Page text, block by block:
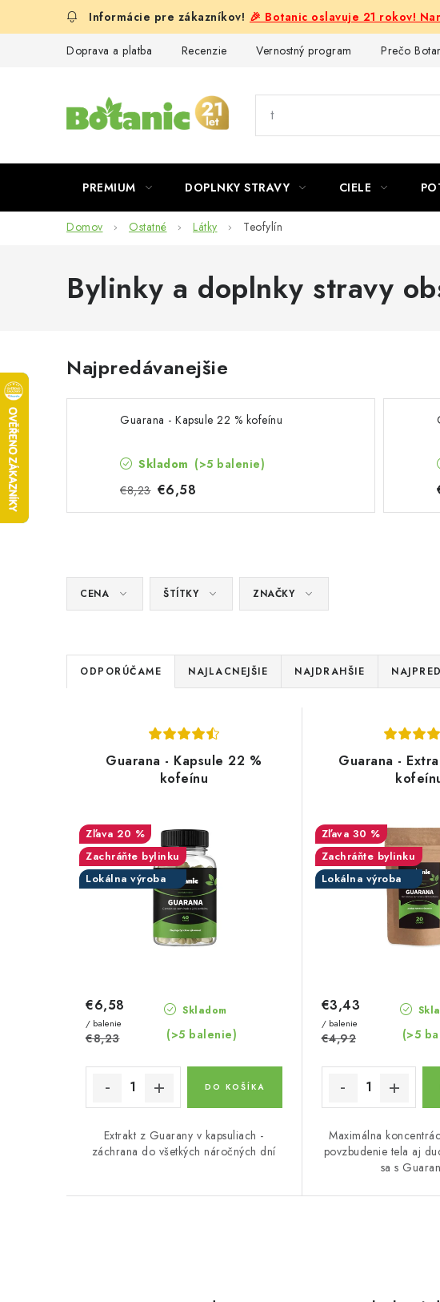
🎉 Botanic oslavuje 21 rokov!
Doprava a platba Recenzie Vernostný program Prečo
PREMIUM DOPLNKY STRAVY CIELE
Domov Ostatné Látky Teofylín
Bylinky a doplnky stravy
Najpredávanejšie
Guarana - Kapsule 22 % kofeínu
Skladom (>5 balenie)
€8,23 €6,58
CENA ŠTÍTKY ZNAČKY
R
a
e
p
ODPORÚČAME NAJLACNEJŠIE NAJDRAHŠIE
p
Guarana - Kapsule 22 %
kofeínu
20 %
Zachráňte bylinku
Lokálna výroba
Skladom
(>5 balenie)
€6,58
/ balenie
€8,23
DO KOŠÍKA
Extrakt z Guarany v kapsuliach -
záchrana do všetkých náročných dní
Guarana -
30 %
Zachráňte bylinku
Lokálna výroba
(>5
€3,43
/ balenie
€4,92
Maximálna
povzbudenie tela aj
sa s